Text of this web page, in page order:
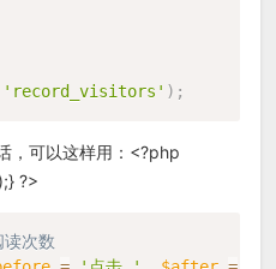
'record_visitors' ) ;
，可以这样用：<?php
?>
次数